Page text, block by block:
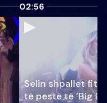
02:56
Selin shpallet
të pestë të ‘Big